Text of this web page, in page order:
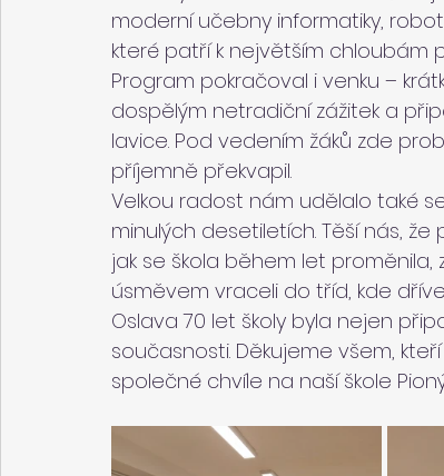
moderní učebny informatiky,
které patří k největším chloubám
Program pokračoval i venku –
dospělým netradiční zážitek a
lavice. Pod vedením žáků zde
příjemně překvapil.
Velkou radost nám udělalo také
minulých desetiletích. Těší nás,
jak se škola během let proměnila,
úsměvem vraceli do tříd, kde
Oslava 70 let školy byla nejen
současnosti. Děkujeme všem,
společné chvíle na naší škole